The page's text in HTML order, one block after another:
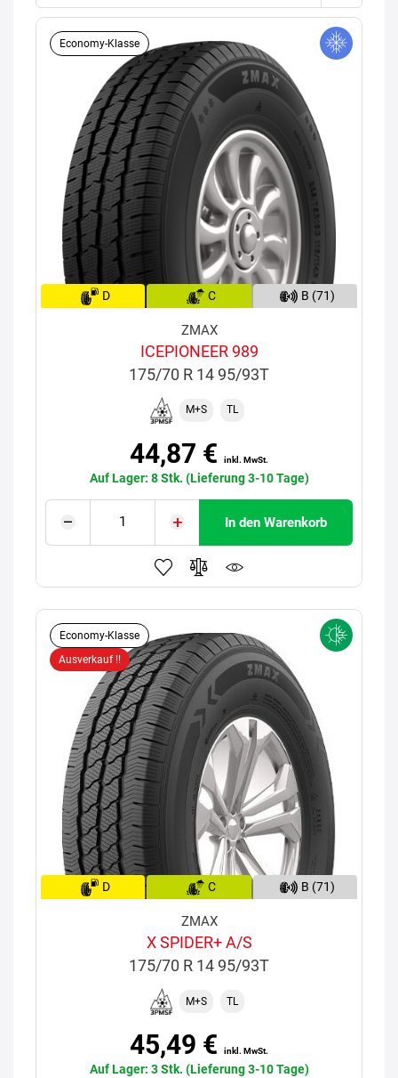
Economy-Klasse
D C B (71)
ZMAX
ICEPIONEER 989
175/70 R 14 95/93T
M+S TL
44,87 € inkl. MwSt.
Auf Lager: 8 Stk. (Lieferung 3-10 Tage)
In den Warenkorb
Economy-Klasse
Ausverkauf !!
D C B (71)
ZMAX
X SPIDER+ A/S
175/70 R 14 95/93T
M+S TL
45,49 € inkl. MwSt.
Auf Lager: 3 Stk. (Lieferung 3-10 Tage)